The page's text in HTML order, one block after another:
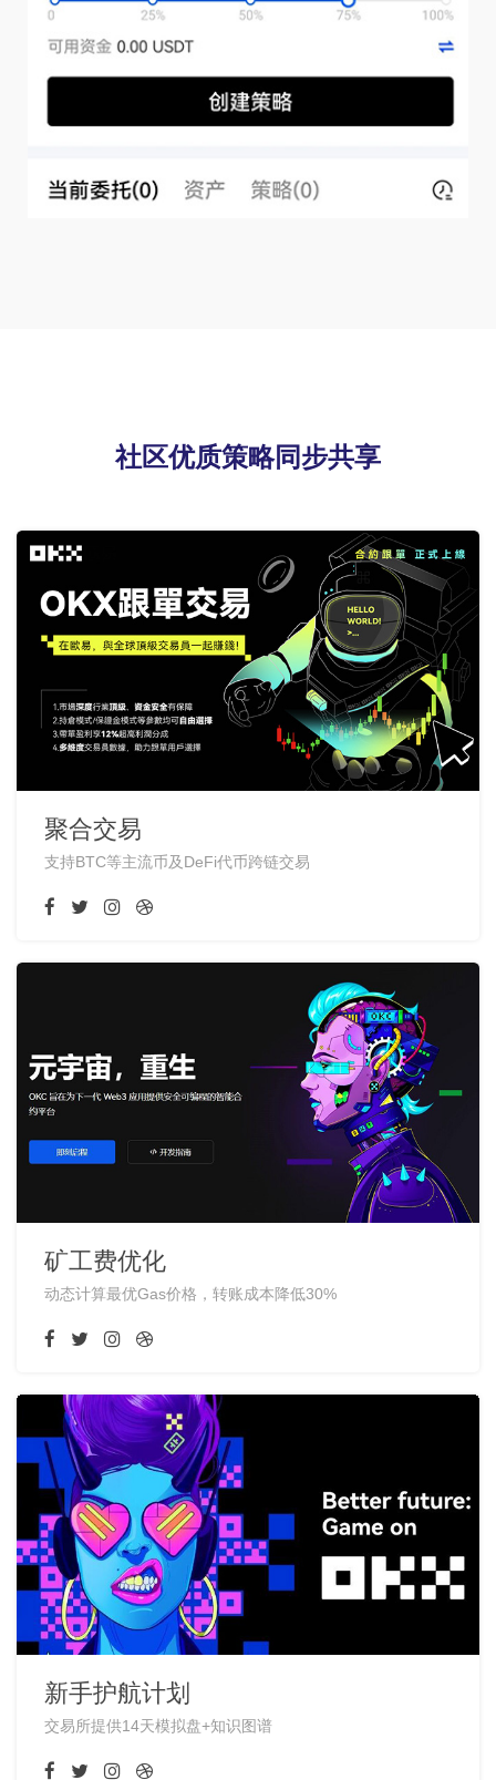
社区优质策略同步共享
聚合交易
支持BTC等主流币及DeFi代币跨链交易
矿工费优化
动态计算最优Gas价格，转账成本降低30%
新手护航计划
交易所提供14天模拟盘+知识图谱